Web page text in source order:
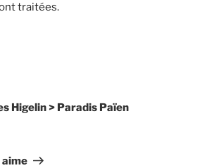
traitées.
Higelin > Paradis Païen
aime